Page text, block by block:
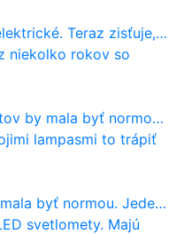
že potrebuje nový osemvalcový motor
niekolko rokov so
Jeden nový dnes stojí priemerne 1251 eur!
lampasmi to trápiť
nový dnes stojí priemerne 1251 eur!
svetlomety. Majú